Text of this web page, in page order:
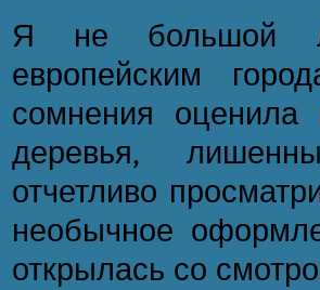
Я не большой
европейским
сомнения оценила
деревья,
отчетливо
необычное
открылась со